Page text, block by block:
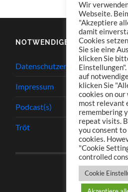
NOTWENDIGES
Datenschutzerklärung
Impressum
Podcast(s)
Tröt
Wir
Webseite.
"Akzeptiere
damit
Cookies
Sie sie eine
klicken Sie
auf
klicken Sie
cookies on
most relevant
remembering
repeat visits.
you consent
cookies.
"Cookie
controlled
Cookie